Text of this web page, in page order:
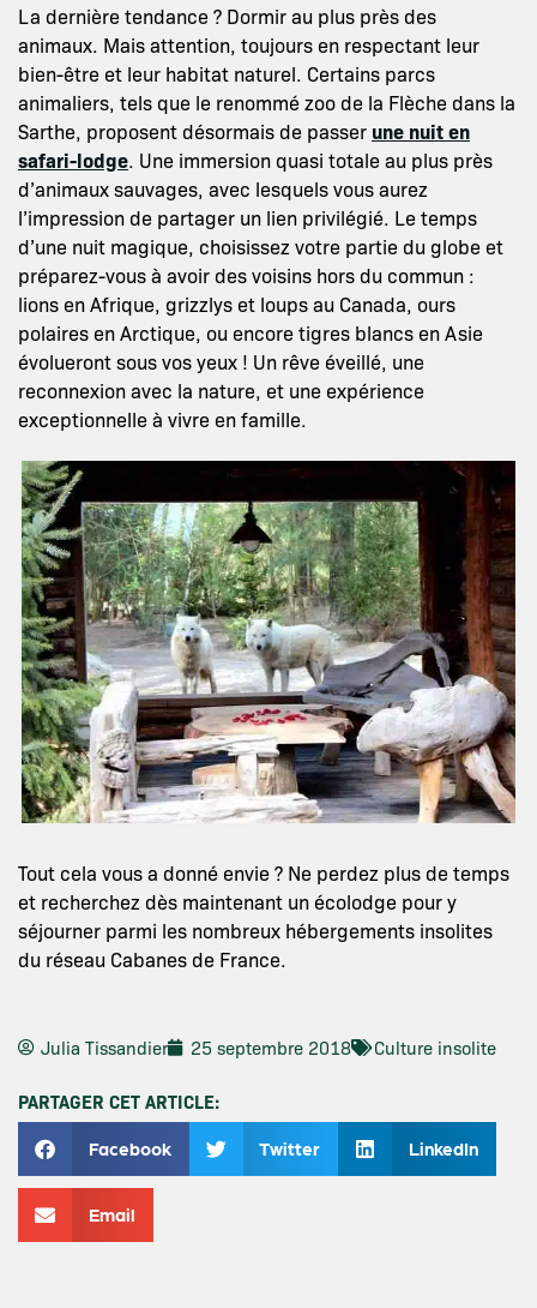
La dernière tendance ? Dormir au plus près des
animaux. Mais attention, toujours en respectant leur
bien-être et leur habitat naturel. Certains parcs
animaliers, tels que le renommé zoo de la Flèche dans la
Sarthe, proposent désormais de passer une nuit en
safari-lodge. Une immersion quasi totale au plus près
d’animaux sauvages, avec lesquels vous aurez
l’impression de partager un lien privilégié. Le temps
d’une nuit magique, choisissez votre partie du globe et
préparez-vous à avoir des voisins hors du commun :
lions en Afrique, grizzlys et loups au Canada, ours
polaires en Arctique, ou encore tigres blancs en Asie
évolueront sous vos yeux ! Un rêve éveillé, une
reconnexion avec la nature, et une expérience
exceptionnelle à vivre en famille.
Tout cela vous a donné envie ? Ne perdez plus de temps
et recherchez dès maintenant un écolodge pour y
séjourner parmi les nombreux hébergements insolites
du réseau Cabanes de France.
Julia Tissandier 25 septembre 2018 Culture insolite
PARTAGER CET ARTICLE:
Facebook Twitter LinkedIn
Email